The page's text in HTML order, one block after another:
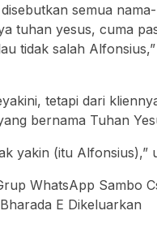
semua
tuhan yesus, cuma
tidak salah
tetapi dari
bernama Tuhan
yakin (itu Alfonsius),”
WhatsApp Sambo
E Dikeluarkan